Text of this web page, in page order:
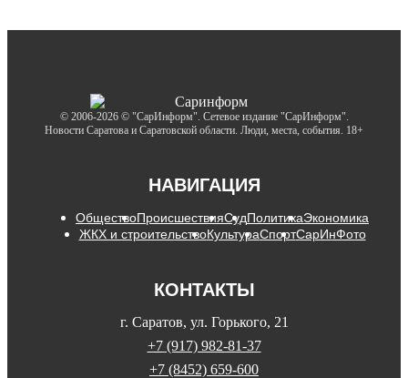
© 2006-2026 © "СарИнформ". Сетевое издание "СарИнформ".
Новости Саратова и Саратовской области. Люди, места, события. 18+
НАВИГАЦИЯ
ОбществоПроисшествияСудПолитикаЭкономика
ЖКХ и строительствоКультураСпортСарИнФото
КОНТАКТЫ
г. Саратов, ул. Горького, 21
+7 (917) 982-81-37
+7 (8452) 659-600